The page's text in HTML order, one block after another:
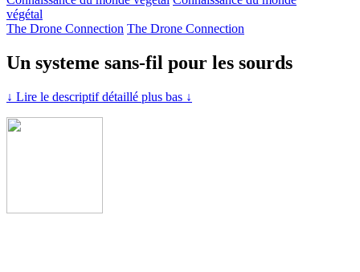
végétal
The Drone Connection The Drone Connection
Un systeme sans-fil pour les sourds
↓ Lire le descriptif détaillé plus bas ↓